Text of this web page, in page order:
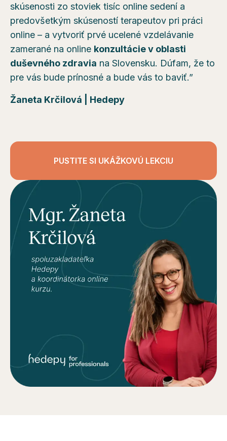
skúsenosti zo stoviek tisíc online sedení a
predovšetkým skúseností terapeutov pri práci
online – a vytvoriť prvé ucelené vzdelávanie
zamerané na online konzultácie v oblasti
duševného zdravia na Slovensku. Dúfam, že to
pre vás bude prínosné a bude vás to baviť.”
Žaneta Krčilová | Hedepy
PUSTITE SI UKÁŽKOVÚ LEKCIU